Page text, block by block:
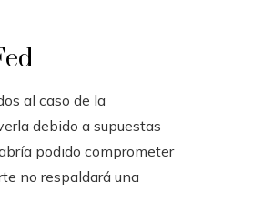
al caso de la
debido a supuestas
podido comprometer
no respaldará una